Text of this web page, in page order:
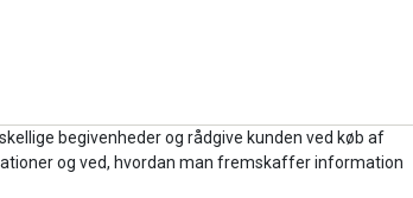
begivenheder og rådgive kunden ved køb af
og ved, hvordan man fremskaffer information